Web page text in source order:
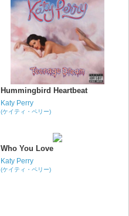
Hummingbird Heartbeat
Katy Perry
(ケイティ・ペリー)
Who You Love
Katy Perry
(ケイティ・ペリー)